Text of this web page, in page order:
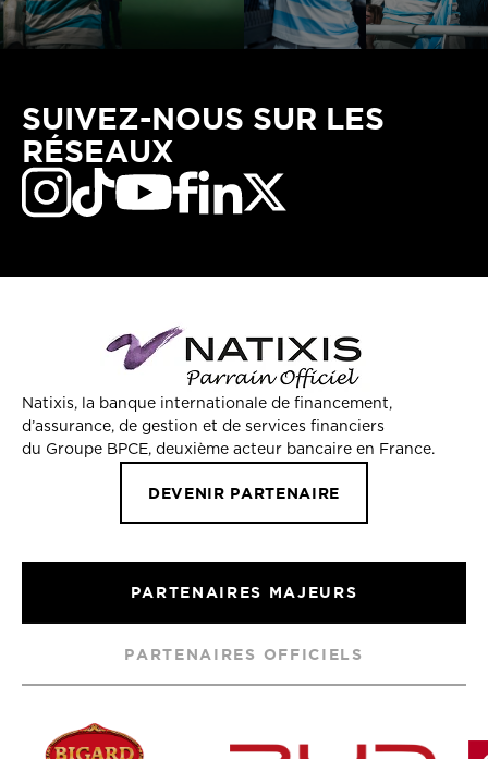
SUIVEZ-NOUS SUR LES
RÉSEAUX
Natixis, la banque internationale de financement,
d’assurance, de gestion et de services financiers
du Groupe BPCE, deuxième acteur bancaire en France.
DEVENIR PARTENAIRE
PARTENAIRES MAJEURS
PARTENAIRES OFFICIELS